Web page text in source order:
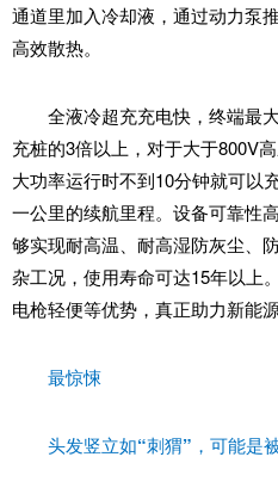
通道里加入冷却液，通过动力泵
高效散热。
全液冷超充充电快，终端最
充桩的3倍以上，对于大于800V
大功率运行时不到10分钟就可以
一公里的续航里程。设备可靠性
够实现耐高温、耐高湿防灰尘、
杂工况，使用寿命可达15年以上
电枪轻便等优势，真正助力新能
最惊悚
头发竖立如“刺猬”，可能是